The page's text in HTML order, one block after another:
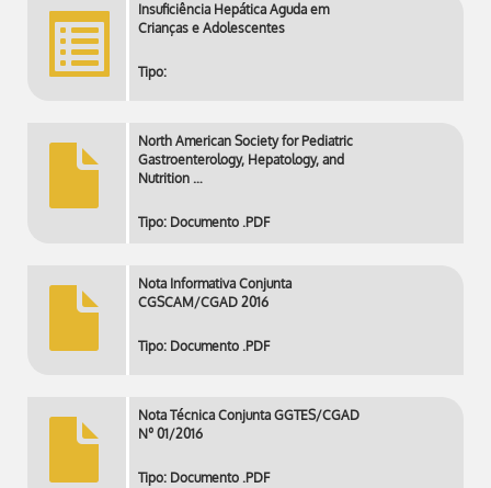
Insuficiência Hepática Aguda em
Crianças e Adolescentes
Tipo:
North American Society for Pediatric
Gastroenterology, Hepatology, and
Nutrition …
Tipo: Documento .PDF
Nota Informativa Conjunta
CGSCAM/CGAD 2016
Tipo: Documento .PDF
Nota Técnica Conjunta GGTES/CGAD
Nº 01/2016
Tipo: Documento .PDF